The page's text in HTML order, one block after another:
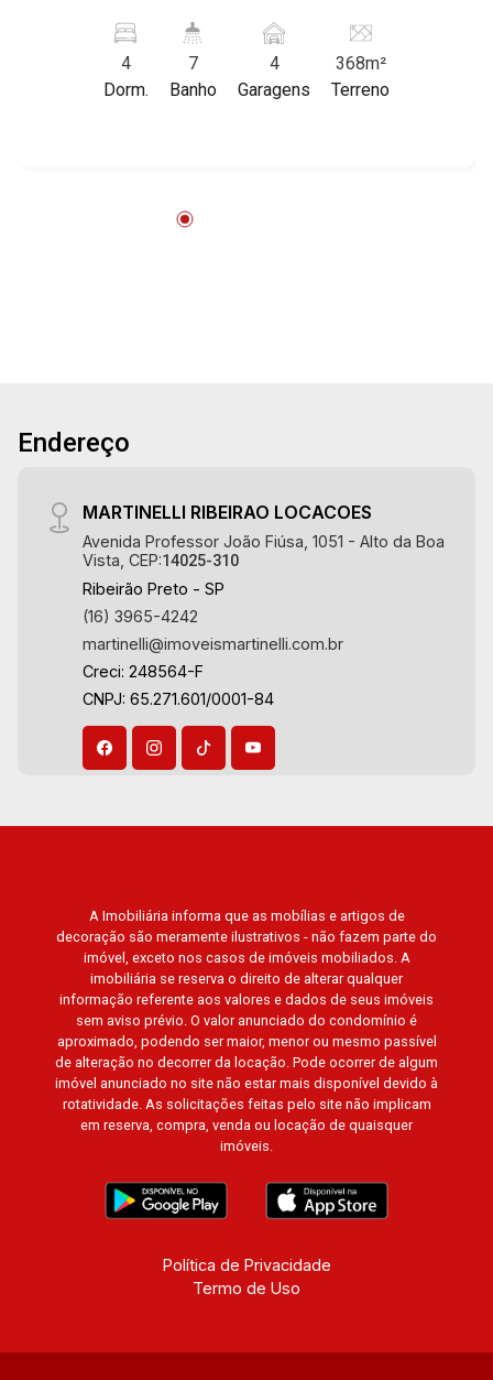
empregada, churrasqueira, vestiário, jardim,
cerca elétrica, 4 vagas cobertas, excelente
localização, próximo à Avenida João Fiúsa.
4
Dorm.
7
Banho
4
Garagens
368m²
Terreno
Endereço
MARTINELLI RIBEIRAO LOCACOES
Avenida Professor João Fiúsa, 1051 - Alto da Boa
Vista, CEP:14025-310
Ribeirão Preto - SP
(16) 3965-4242
martinelli@imoveismartinelli.com.br
Creci: 248564-F
CNPJ: 65.271.601/0001-84
A Imobiliária informa que as mobílias e artigos de
decoração são meramente ilustrativos - não fazem parte do
imóvel, exceto nos casos de imóveis mobiliados. A
imobiliária se reserva o direito de alterar qualquer
informação referente aos valores e dados de seus imóveis
sem aviso prévio. O valor anunciado do condomínio é
aproximado, podendo ser maior, menor ou mesmo passível
de alteração no decorrer da locação. Pode ocorrer de algum
imóvel anunciado no site não estar mais disponível devido à
rotatividade. As solicitações feitas pelo site não implicam
em reserva, compra, venda ou locação de quaisquer
imóveis.
Política de Privacidade
Termo de Uso